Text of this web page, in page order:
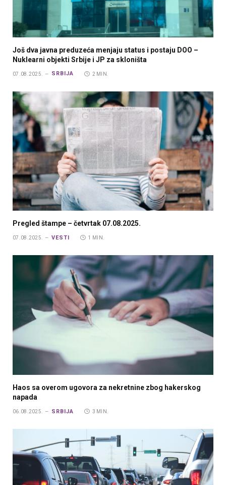
Još dva javna preduzeća menjaju status i postaju DOO –
Nuklearni objekti Srbije i JP za skloništa
07.08.2025. SRBIJA 2 MIN.
Pregled štampe – četvrtak 07.08.2025.
07.08.2025. VESTI 1 MIN.
Haos sa overom ugovora za nekretnine zbog hakerskog
napada
06.08.2025. SRBIJA 3 MIN.